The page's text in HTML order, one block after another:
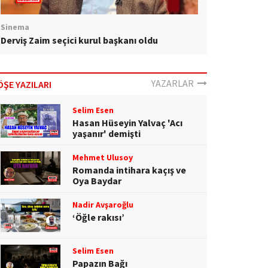
Sinema
Derviş Zaim seçici kurul başkanı oldu
YAZILARI YAZARLAR
Selim Esen
Hasan Hüseyin Yalvaç 'Acı
yaşanır' demişti
Mehmet Ulusoy
Romanda intihara kaçış ve
Oya Baydar
Nadir Avşaroğlu
‘Öğle rakısı’
Selim Esen
Papazın Bağı